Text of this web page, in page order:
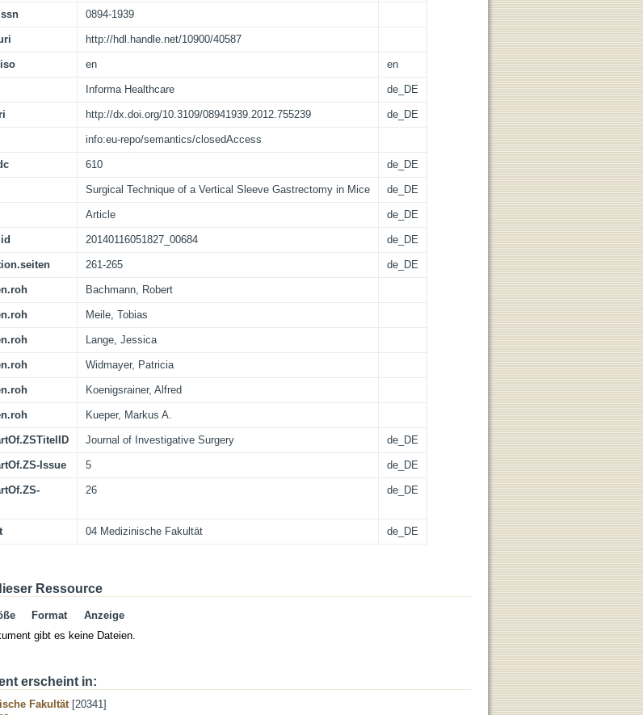
0894-1939
http://hdl.handle.net/10900/40587
en en
Informa Healthcare de_DE
http://dx.doi.org/10.3109/08941939.2012.755239 de_DE
info:eu-repo/semantics/closedAccess
610 de_DE
Surgical Technique of a Vertical Sleeve Gastrectomy in Mice de_DE
Article de_DE
20140116051827_00684 de_DE
261-265 de_DE
Bachmann, Robert
Meile, Tobias
Lange, Jessica
Widmayer, Patricia
Koenigsrainer, Alfred
Kueper, Markus A.
Journal of Investigative Surgery de_DE
Issue 5 de_DE
26 de_DE
04 Medizinische Fakultät de_DE
Ressource
Format
Anzeige
gibt es keine Dateien.
erscheint in:
Fakultät[20341]